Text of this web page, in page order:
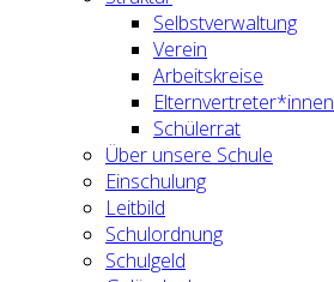
Selbstverwaltung
Verein
Arbeitskreise
Elternvertreter*innen
Schülerrat
Über unsere Schule
Einschulung
Leitbild
Schulordnung
Schulgeld